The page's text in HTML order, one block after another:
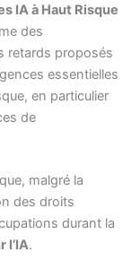
IA à Haut Risque
des
retards proposés
essentielles
en particulier
de
malgré la
des droits
durant la
l’IA.